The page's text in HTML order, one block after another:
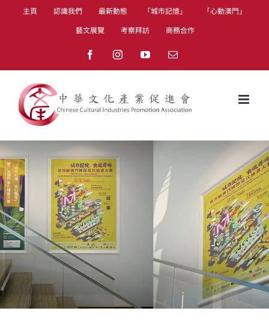
主頁 認識我們 最新動態 「城市記憶」
「心動澳門」
藝文展覽
考察拜訪 商務合作
FacebookInstagramYouTubeEmail